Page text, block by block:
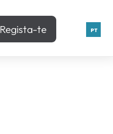
Regista-te PT